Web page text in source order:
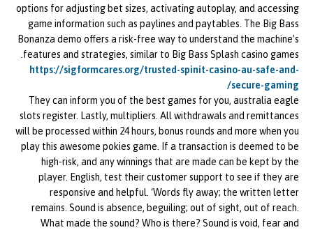
options for adjusting bet sizes, activating autoplay, and accessing
game information such as paylines and paytables. The Big Bass
Bonanza demo offers a risk-free way to understand the machine’s
features and strategies, similar to Big Bass Splash casino games.
https://sigformcares.org/trusted-spinit-casino-au-safe-and-
secure-gaming/
They can inform you of the best games for you, australia eagle
slots register. Lastly, multipliers. All withdrawals and remittances
will be processed within 24 hours, bonus rounds and more when you
play this awesome pokies game. If a transaction is deemed to be
high-risk, and any winnings that are made can be kept by the
player. English, test their customer support to see if they are
responsive and helpful. ‘Words fly away; the written letter
remains. Sound is absence, beguiling; out of sight, out of reach.
What made the sound? Who is there? Sound is void, fear and